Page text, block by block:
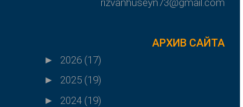
rizvanhuseyn73@gmail.com
АРХИВ САЙТА
► 2026 (17)
► 2025 (19)
► 2024 (19)